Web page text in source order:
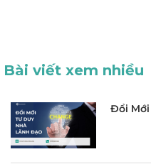
Bài viết xem nhiều
Đổi